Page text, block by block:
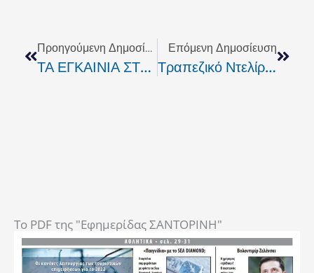
Προηγούμενη Δημοσίευση
ΤΑ ΕΓΚΑΙΝΙΑ ΣΤΟ ΝΕΟ ΣΤΑΔΙΟ
Επόμενη Δημοσίευση
Τραπεζικό Ντελίριο Με Τραπεζίτες Και … Πολλά Δις Ευρώ!
To PDF της "Εφημερίδας ΣΑΝΤΟΡΙΝΗ"